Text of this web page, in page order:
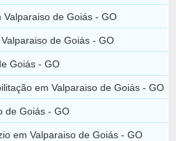
de Goiás - GO
de Goiás - GO
Goiás - GO
em Valparaiso de Goiás - GO
de Goiás - GO
em Valparaiso de Goiás - GO